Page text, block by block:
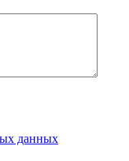
данных